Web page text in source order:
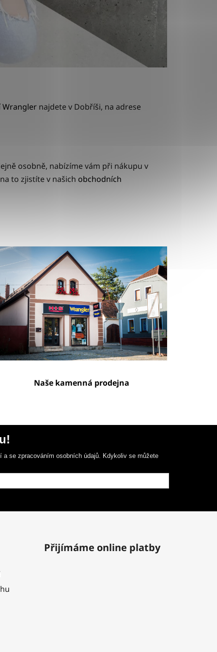
Wrangler najdete v Dobříši, na adrese
osobně, nabízíme vám při nákupu v
to zjistíte v našich obchodních
Naše kamenná prodejna
se zpracováním osobních údajů. Kdykoliv se můžete
Přijímáme online platby